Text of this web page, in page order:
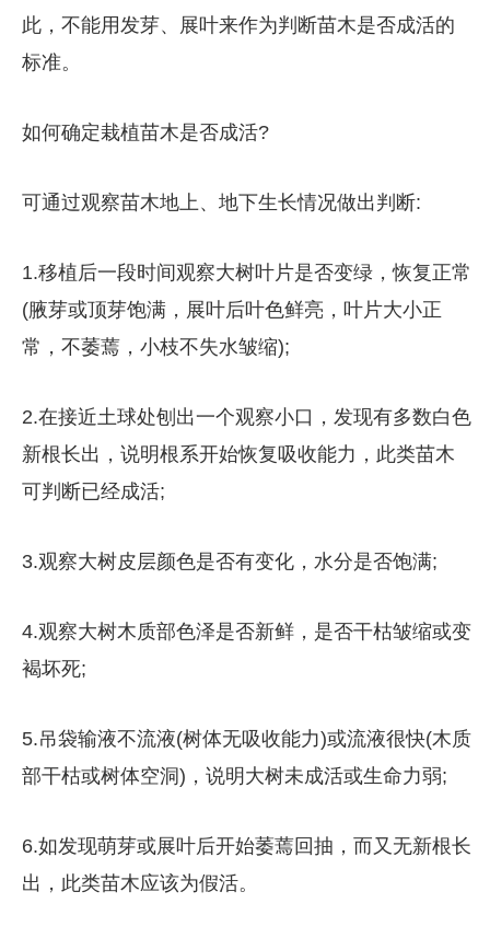
此，不能用发芽、展叶来作为判断苗木是否成活的
标准。
如何确定栽植苗木是否成活?
可通过观察苗木地上、地下生长情况做出判断:
1.移植后一段时间观察大树叶片是否变绿，恢复正常
(腋芽或顶芽饱满，展叶后叶色鲜亮，叶片大小正
常，不萎蔫，小枝不失水皱缩);
2.在接近土球处刨出一个观察小口，发现有多数白色
新根长出，说明根系开始恢复吸收能力，此类苗木
可判断已经成活;
3.观察大树皮层颜色是否有变化，水分是否饱满;
4.观察大树木质部色泽是否新鲜，是否干枯皱缩或变
褐坏死;
5.吊袋输液不流液(树体无吸收能力)或流液很快(木质
部干枯或树体空洞)，说明大树未成活或生命力弱;
6.如发现萌芽或展叶后开始萎蔫回抽，而又无新根长
出，此类苗木应该为假活。